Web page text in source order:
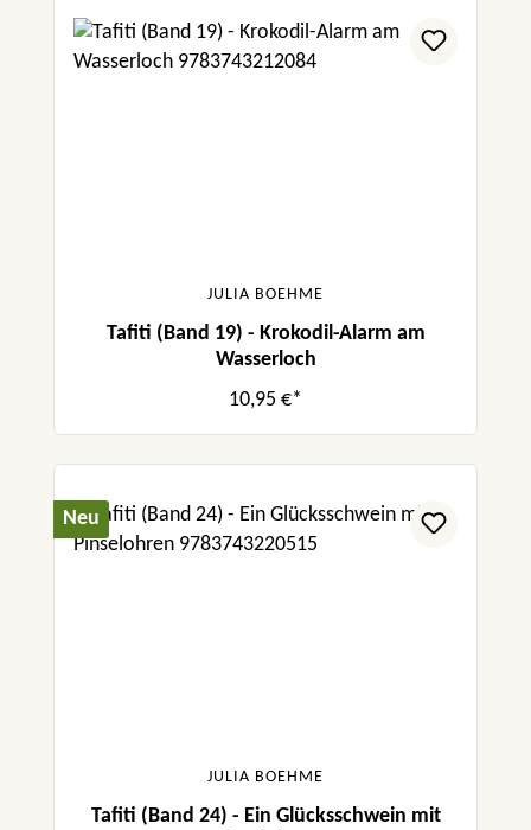
JULIA BOEHME
Tafiti (Band 19) - Krokodil-Alarm am
Wasserloch
10,95 €*
Neu
JULIA BOEHME
Tafiti (Band 24) - Ein Glücksschwein mit